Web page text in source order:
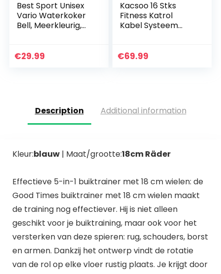
Best Sport Unisex
Vario Waterkoker
Bell, Meerkleurig,
€29.99
Kacsoo 16 Stks
Fitness Katrol
Kabel Systeem
Apparatuur,
€69.99
Description Additional information
Kleur:blauw| Maat/grootte:18cm Räder
Effectieve 5-in-1 buiktrainer met 18 cm wielen: de
Good Times buiktrainer met 18 cm wielen maakt
de training nog effectiever. Hij is niet alleen
geschikt voor je buiktraining, maar ook voor het
versterken van deze spieren: rug, schouders, borst
en armen. Dankzij het ontwerp vindt de rotatie
van de rol op elke vloer rustig plaats. Je krijgt door